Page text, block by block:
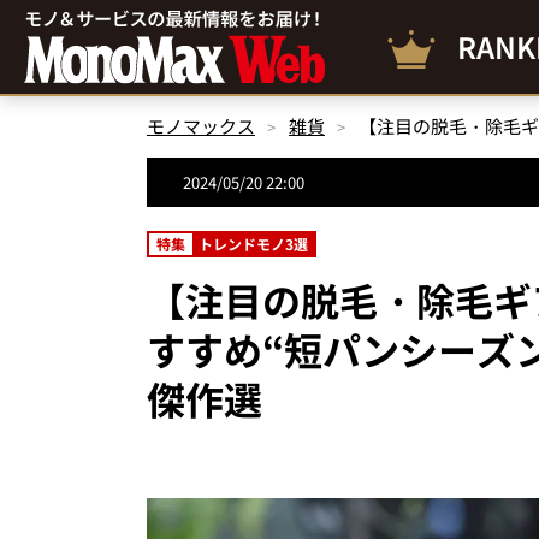
モノマックス 雑貨
2024/05/20 22:00
特集 トレンドモノ3選
【注目の脱毛・除毛
すすめ“短パンシーズ
傑作選